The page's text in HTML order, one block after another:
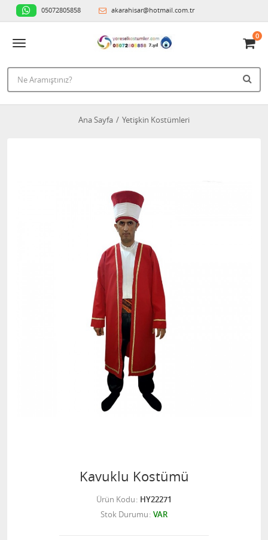
05072805858 akarahisar@hotmail.com.tr
0
Ana Sayfa Yetişkin Kostümleri
Kavuklu Kostümü
Ürün Kodu HY22271
Stok Durumu VAR